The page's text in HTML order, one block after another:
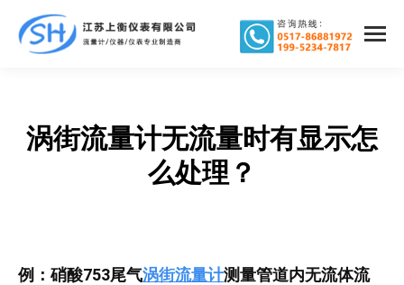
涡街流量计无流量时有显示怎
么处理？
您在这里：
例：硝酸753尾气涡街流量计测量管道内无流体流